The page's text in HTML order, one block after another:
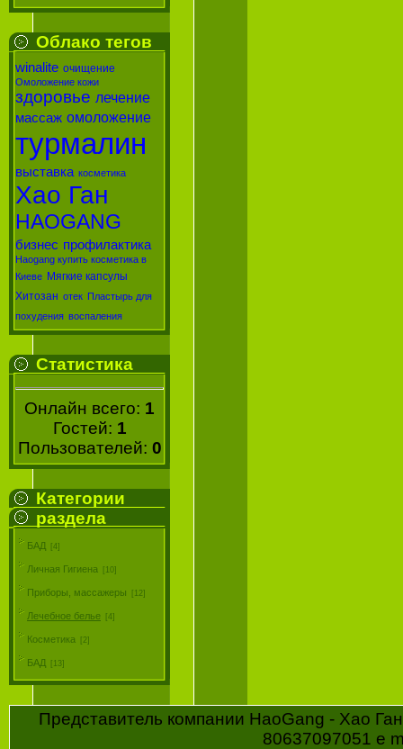
Облако тегов
winalite очищение
Омоложение кожи
здоровье лечение
массаж омоложение
турмалин
выставка косметика
Хао Ган
HAOGANG
бизнес профилактика
Haogang купить косметика в
Киеве Мягкие капсулы
Хитозан отек Пластырь для
похудения воспаления
Статистика
Онлайн всего: 1
Гостей: 1
Пользователей: 0
Категории
раздела
БАД [4]
Личная Гигиена [10]
Приборы, массажеры [12]
Лечебное белье [4]
Косметика [2]
БАД [13]
Представитель компании HaoGang - Хао
80637097051 e